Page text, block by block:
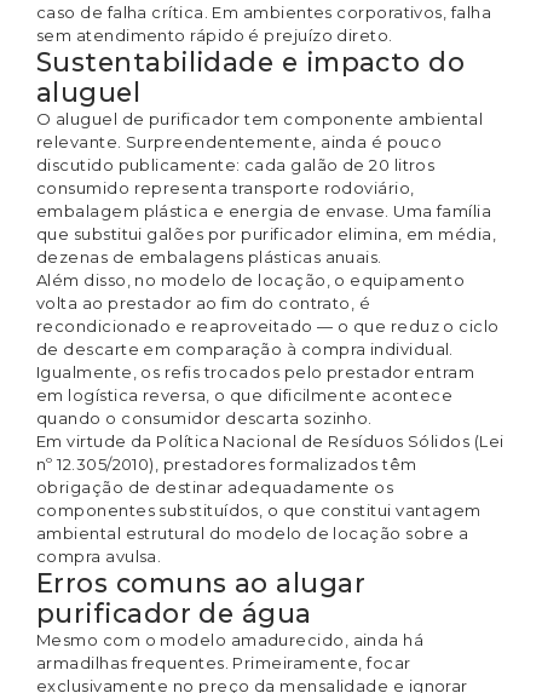
caso de falha crítica. Em ambientes corporativos, falha
sem atendimento rápido é prejuízo direto.
Sustentabilidade e impacto do
aluguel
O aluguel de purificador tem componente ambiental
relevante. Surpreendentemente, ainda é pouco
discutido publicamente: cada galão de 20 litros
consumido representa transporte rodoviário,
embalagem plástica e energia de envase. Uma família
que substitui galões por purificador elimina, em média,
dezenas de embalagens plásticas anuais.
Além disso, no modelo de locação, o equipamento
volta ao prestador ao fim do contrato, é
recondicionado e reaproveitado — o que reduz o ciclo
de descarte em comparação à compra individual.
Igualmente, os refis trocados pelo prestador entram
em logística reversa, o que dificilmente acontece
quando o consumidor descarta sozinho.
Em virtude da Política Nacional de Resíduos Sólidos (Lei
nº 12.305/2010), prestadores formalizados têm
obrigação de destinar adequadamente os
componentes substituídos, o que constitui vantagem
ambiental estrutural do modelo de locação sobre a
compra avulsa.
Erros comuns ao alugar
purificador de água
Mesmo com o modelo amadurecido, ainda há
armadilhas frequentes. Primeiramente, focar
exclusivamente no preço da mensalidade e ignorar